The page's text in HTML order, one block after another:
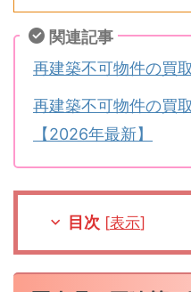
関連記事
再建築不可物件の買
再建築不可物件の買
【2026年最新】
目次 [表示]